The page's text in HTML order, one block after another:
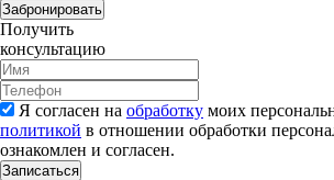
Забронировать
Получить
консультацию
Я согласен на обработку моих
политикой в отношении обработки
ознакомлен и согласен.
Записаться